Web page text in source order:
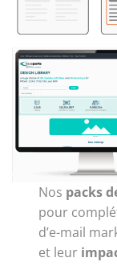
Nos packs
pour
d’e-mail
et leur